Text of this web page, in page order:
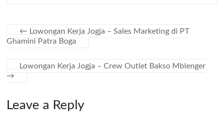
← Lowongan Kerja Jogja – Sales Marketing di PT
Ghamini Patra Boga
Lowongan Kerja Jogja – Crew Outlet Bakso Mblenger
→
Leave a Reply